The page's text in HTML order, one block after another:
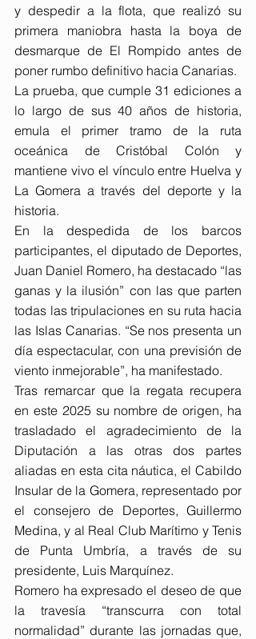
y despedir a la flota, que realizó su
primera maniobra hasta la boya de
desmarque de El Rompido antes de
poner rumbo definitivo hacia Canarias.
La prueba, que cumple 31 ediciones a
lo largo de sus 40 años de historia,
emula el primer tramo de la ruta
oceánica de Cristóbal Colón y
mantiene vivo el vínculo entre Huelva y
La Gomera a través del deporte y la
historia.
En la despedida de los barcos
participantes, el diputado de Deportes,
Juan Daniel Romero, ha destacado “las
ganas y la ilusión” con las que parten
todas las tripulaciones en su ruta hacia
las Islas Canarias. “Se nos presenta un
día espectacular, con una previsión de
viento inmejorable”, ha manifestado.
Tras remarcar que la regata recupera
en este 2025 su nombre de origen, ha
trasladado el agradecimiento de la
Diputación a las otras dos partes
aliadas en esta cita náutica, el Cabildo
Insular de la Gomera, representado por
el consejero de Deportes, Guillermo
Medina, y al Real Club Marítimo y Tenis
de Punta Umbría, a través de su
presidente, Luis Marquínez.
Romero ha expresado el deseo de que
la travesía “transcurra con total
normalidad” durante las jornadas que,